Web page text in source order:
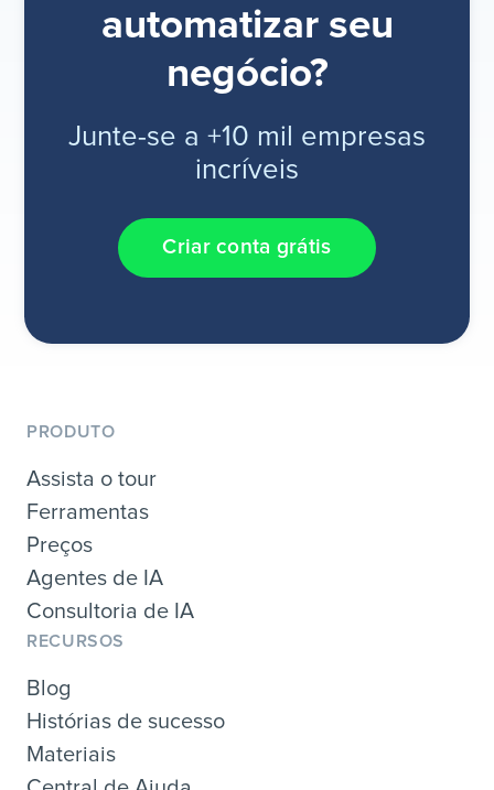
automatizar seu
negócio?
Junte-se a +10 mil empresas
incríveis
Criar conta grátis
PRODUTO
Assista o tour
Ferramentas
Preços
Agentes de IA
Consultoria de IA
RECURSOS
Blog
Histórias de sucesso
Materiais